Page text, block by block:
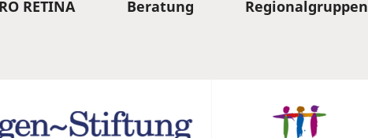
RETINA Beratung Regionalgruppen